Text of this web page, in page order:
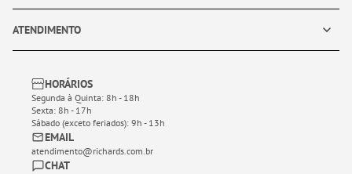
ATENDIMENTO
HORÁRIOS
Segunda à Quinta: 8h - 18h
Sexta: 8h - 17h
Sábado (exceto feriados): 9h - 13h
EMAIL
atendimento@richards.com.br
CHAT